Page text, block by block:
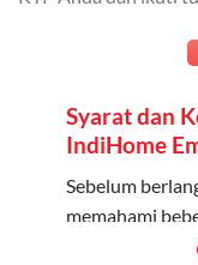
Daftarkan
Bagikan Kuota:
menggunakan
Syarat dan
IndiHome
Sebelum
memahami